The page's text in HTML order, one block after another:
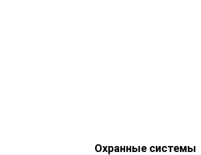
Охранные системы